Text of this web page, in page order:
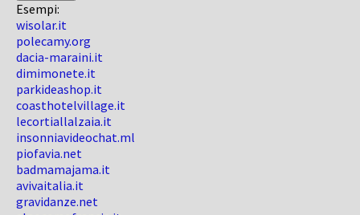
Esempi:
wisolar.it
polecamy.org
dacia-maraini.it
dimimonete.it
parkideashop.it
coasthotelvillage.it
lecortiallalzaia.it
insonniavideochat.ml
piofavia.net
badmamajama.it
avivaitalia.it
gravidanze.net